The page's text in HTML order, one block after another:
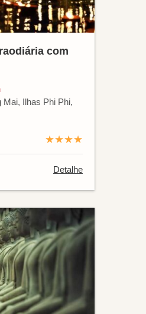
com
Mai, Ilhas Phi Phi,
★★★★
Detalhe